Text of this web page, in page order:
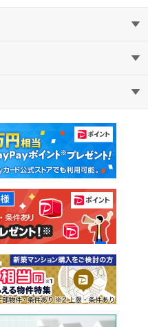
中古マンション
中古一戸建て
土地
教えて！住まいの先生